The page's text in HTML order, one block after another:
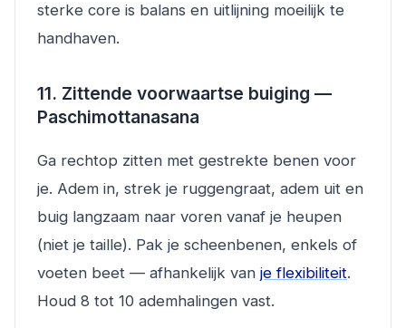
sterke core is balans en uitlijning moeilijk te
handhaven.
11. Zittende voorwaartse buiging —
Paschimottanasana
Ga rechtop zitten met gestrekte benen voor
je. Adem in, strek je ruggengraat, adem uit en
buig langzaam naar voren vanaf je heupen
(niet je taille). Pak je scheenbenen, enkels of
voeten beet — afhankelijk van je flexibiliteit.
Houd 8 tot 10 ademhalingen vast.